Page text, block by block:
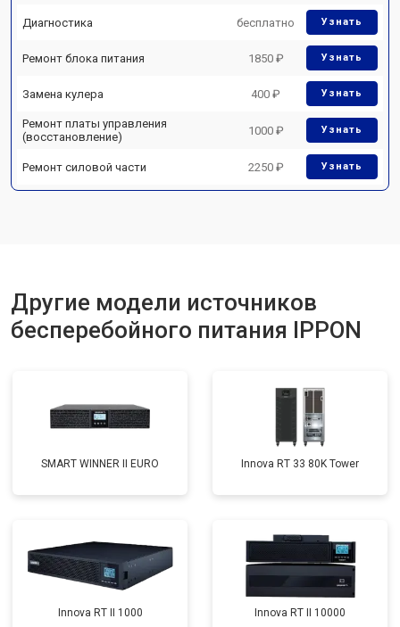
Диагностика бесплатно Узнать
Ремонт блока питания 1850 ₽ Узнать
Замена кулера 400 ₽ Узнать
Ремонт платы управления
(восстановление)
1000 ₽ Узнать
Ремонт силовой части 2250 ₽ Узнать
Другие модели источников
бесперебойного питания IPPON
SMART WINNER II EURO Innova RT 33 80K Tower
Innova RT II 1000 Innova RT II 10000